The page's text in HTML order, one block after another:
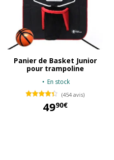
Panier de Basket Junior
pour trampoline
En stock
(454 avis)
4990€